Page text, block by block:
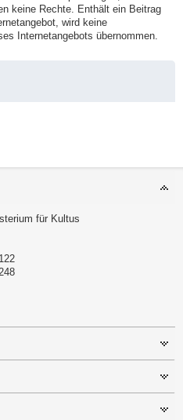
keine Rechte. Enthält ein Beitrag
wird keine
Internetangebots übernommen.
für Kultus